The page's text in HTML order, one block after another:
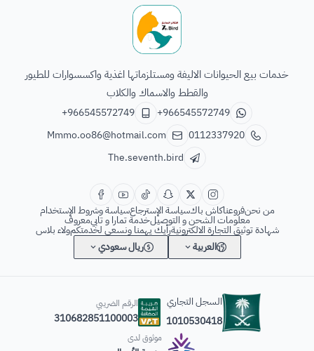
خدمات بيع الحيوانات الاليفة ومستلزماتها اغذية واكسسوارات للطيور
والقطط والاسماك والكلاب
+966545572749
+966545572749
0112337920
Mmmo.oo86@hotmail.com
The.seventh.bird
من نحنفروعناكاش باكسياسة الإسترجاعسياسة وشروط الإستخدام
معلومات الشحن و التوصيلخدمة تمارا و تابيمعروف
شهادة توثيق التجارة الالكترونيةرأيك يهمنا ونسعى لخدمتكمولاء بلاس
العربية
ريال سعودي
السجل التجاري
1010530418
الرقم الضريبي
310682851100003
موثوق لدى